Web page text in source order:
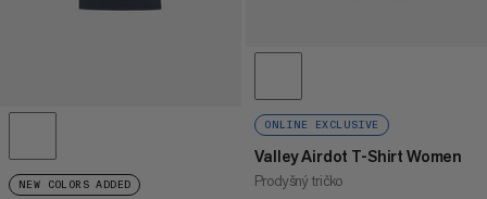
NEW COLORS ADDED
ONLINE EXCLUSIVE
Valley Airdot T-Shirt Women
Prodyšný tričko